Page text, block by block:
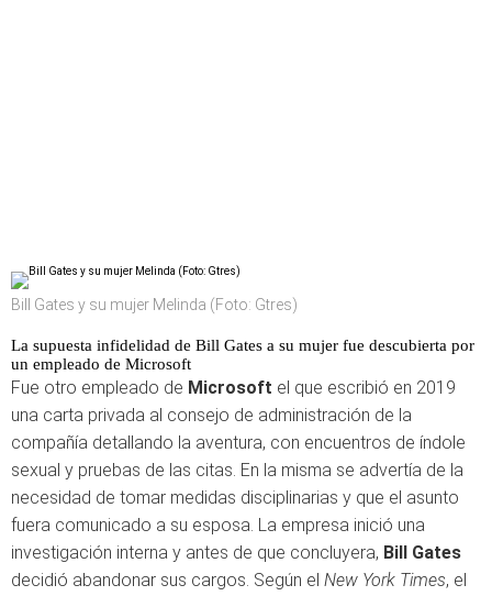
Bill Gates y su mujer Melinda (Foto: Gtres)
La supuesta infidelidad de Bill Gates a su mujer fue descubierta por
un empleado de Microsoft
Fue otro empleado de Microsoft el que escribió en 2019
una carta privada al consejo de administración de la
compañía detallando la aventura, con encuentros de índole
sexual y pruebas de las citas. En la misma se advertía de la
necesidad de tomar medidas disciplinarias y que el asunto
fuera comunicado a su esposa. La empresa inició una
investigación interna y antes de que concluyera, Bill Gates
decidió abandonar sus cargos. Según el New York Times, el